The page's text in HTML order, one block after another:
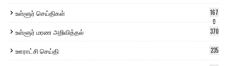
உள்ளூர் செய்திகள்
167
0
உள்ளூர் மரண அறிவித்தல் 370
ஊராட்சி செய்தி 235